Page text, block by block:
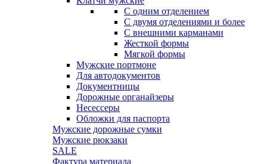
С одним отделением
С двумя отделениями и более
С внешними карманами
Жесткой формы
Мягкой формы
Мужские портмоне
Для автодокументов
Документницы
Дорожные органайзеры
Несессеры
Обложки для паспорта
Мужские дорожные сумки
Мужские рюкзаки
SALE
Фактура материала